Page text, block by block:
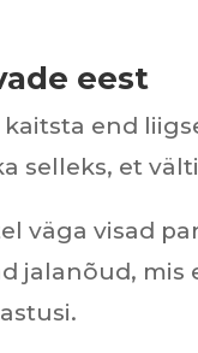
eest
end
selleks, et
väga visad
jalanõud,